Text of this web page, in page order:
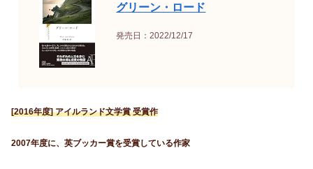
グリーン・ロード
発売日：2022/12/17
[2016年度] アイルランド文学賞 受賞作
2007年度に、英ブッカー賞を受賞している作家